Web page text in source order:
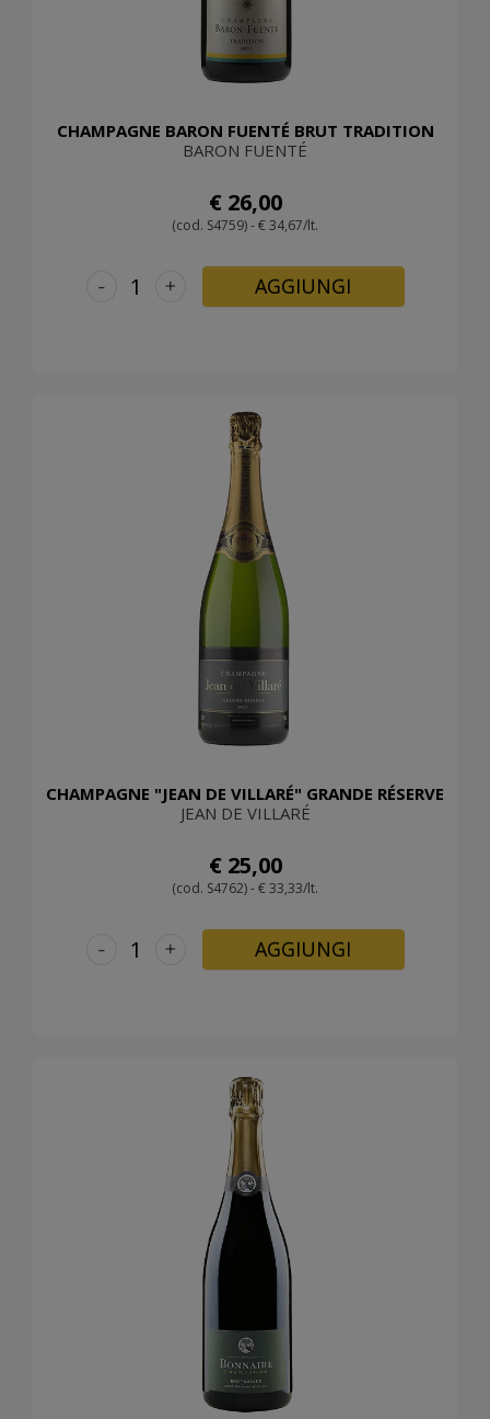
CHAMPAGNE BARON FUENTÉ BRUT TRADITION
BARON FUENTÉ
€ 26,00
(cod. S4759) - € 34,67/lt.
+
- AGGIUNGI
CHAMPAGNE "JEAN DE VILLARÉ" GRANDE RÉSERVE
JEAN DE VILLARÉ
€ 25,00
(cod. S4762) - € 33,33/lt.
+
- AGGIUNGI